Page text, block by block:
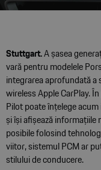
Stuttgart.A șasea
vară pentru modelele
integrarea aprofundată
wireless Apple CarPlay.
Pilot poate înțelege
și își afișează informațiile
posibile folosind
viitor, sistemul PCM ar
stilului de conducere.